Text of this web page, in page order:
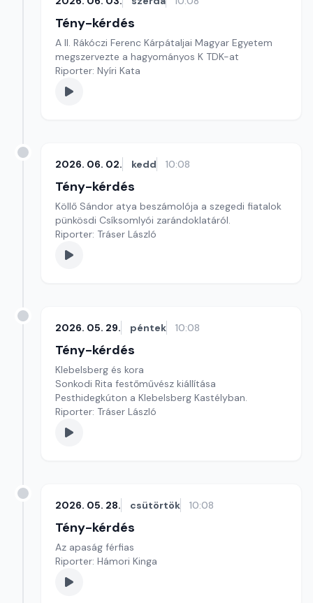
Tény-kérdés
A II. Rákóczi Ferenc Kárpátaljai Magyar Egyetem
megszervezte a hagyományos K TDK-at
Riporter: Nyíri Kata
2026. 06. 02. kedd 10:08
Tény-kérdés
Köllő Sándor atya beszámolója a szegedi fiatalok
pünkösdi Csíksomlyói zarándoklatáról.
Riporter: Tráser László
2026. 05. 29. péntek 10:08
Tény-kérdés
Klebelsberg és kora
Sonkodi Rita festőművész kiállítása
Pesthidegkúton a Klebelsberg Kastélyban.
Riporter: Tráser László
2026. 05. 28. csütörtök 10:08
Tény-kérdés
Az apaság férfias
Riporter: Hámori Kinga